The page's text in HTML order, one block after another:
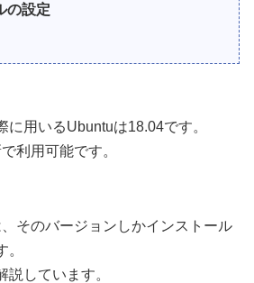
の設定
に用いるUbuntuは18.04です。
利用可能です。
そのバージョンしかインストール
説しています。